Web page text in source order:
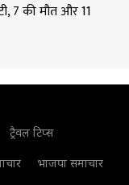
7 की मौत और 11
ट्रैवल टिप्स
भाजपा समाचार